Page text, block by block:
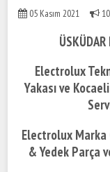
05 Kasım 2021
Electrolux
Yakası ve
Electrolux Marka
& Yedek Parça